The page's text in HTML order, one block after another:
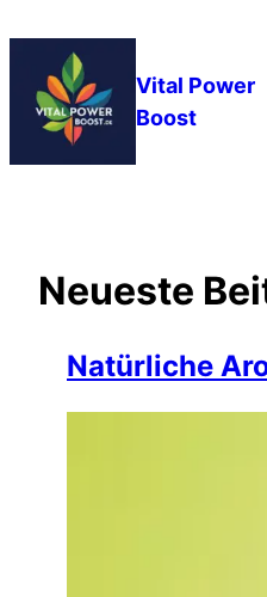
springen
Vital Power
Boost
Neueste
Natürliche